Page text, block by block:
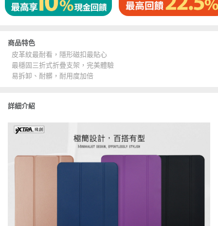
商品特色
皮革紋最耐看，隱形磁扣最貼心
最穩固三折式折疊支架，完美體驗
易拆卸、耐髒，耐用度加倍
詳細介紹